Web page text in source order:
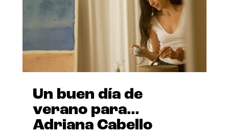
Un buen día de
verano para…
Adriana Cabello